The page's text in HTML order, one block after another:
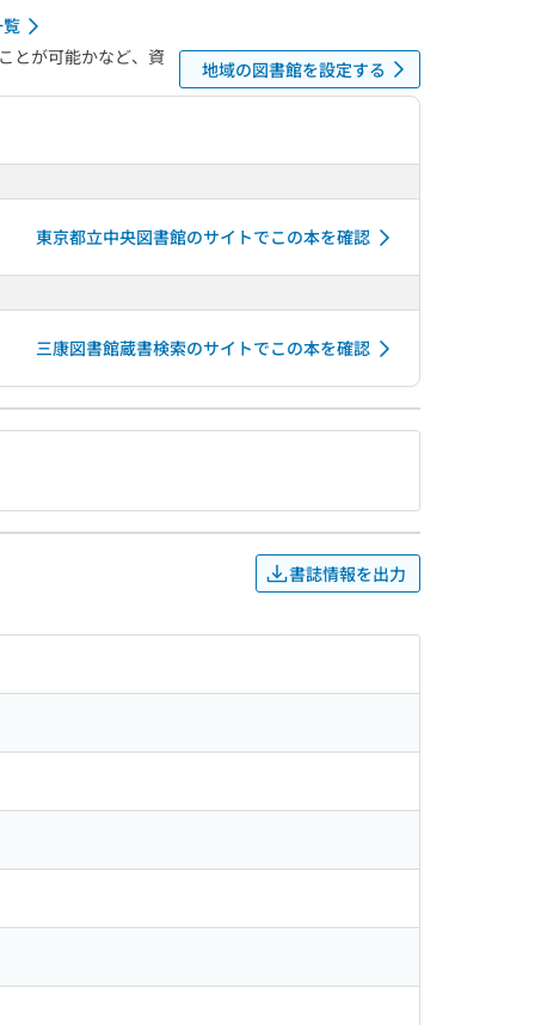
とが可能かなど、資
地域の図書館を設定する
東京都立中央図書館のサイトでこの本を確認
三康図書館蔵書検索のサイトでこの本を確認
書誌情報を出力